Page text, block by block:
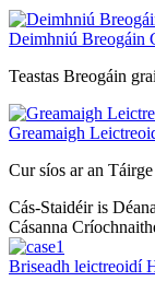
Deimhniú Breogáin
Teastas Breogáin
Greamaigh
Cur síos ar an
Cás-Staidéir is
Cásanna
Briseadh leictreoidí